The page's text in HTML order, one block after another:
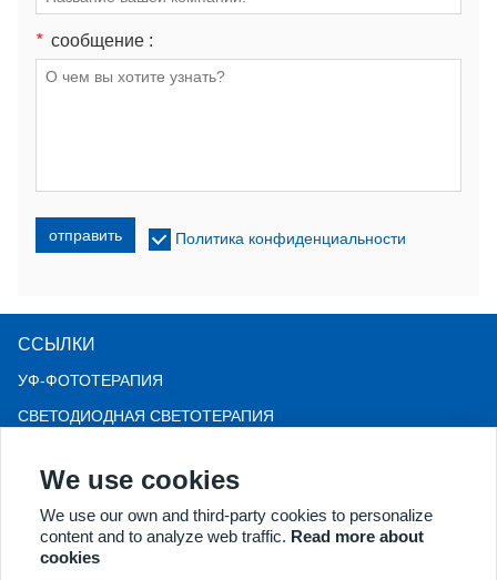
* сообщение :
отправить Политика конфиденциальности
ССЫЛКИ
УФ-ФОТОТЕРАПИЯ
СВЕТОДИОДНАЯ СВЕТОТЕРАПИЯ
КОЛЬПОСКОП
БОЛЬШЕ ТОВАРОВ
Авторские права © 2018 Kernel Medical Equipment Co., LTD.
We use cookies
We use our own and third-party cookies to personalize
content and to analyze web traffic. Read more about
cookies